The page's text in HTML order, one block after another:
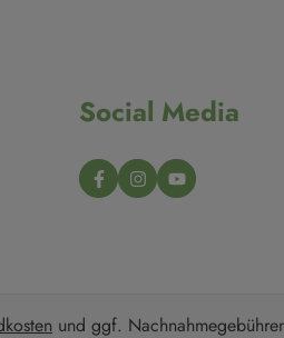
Social Media
und ggf.